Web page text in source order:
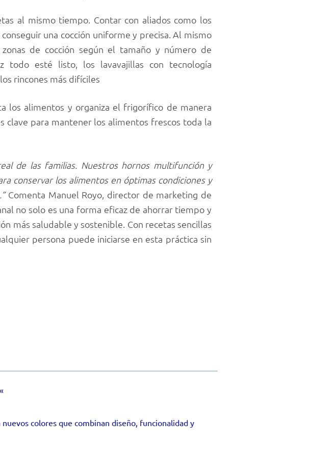
al mismo tiempo. Contar con aliados como los
conseguir una cocción uniforme y precisa. Al mismo
de cocción según el tamaño y número de
todo esté listo, los lavavajillas con tecnología
rincones más difíciles
los alimentos y organiza el frigorífico de manera
clave para mantener los alimentos frescos toda la
de las familias. Nuestros hornos multifunción y
conservar los alimentos en óptimas condiciones y
Comenta Manuel Royo, director de marketing de
no solo es una forma eficaz de ahorrar tiempo y
más saludable y sostenible. Con recetas sencillas
persona puede iniciarse en esta práctica sin
colores que combinan diseño, funcionalidad y